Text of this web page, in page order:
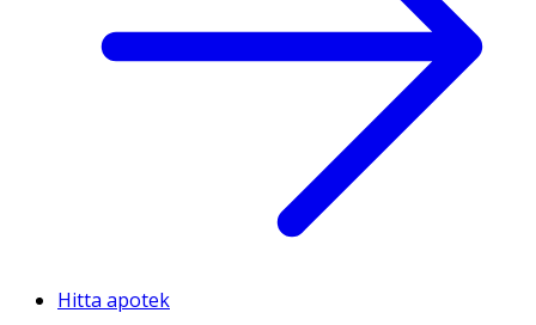
Hitta apotek